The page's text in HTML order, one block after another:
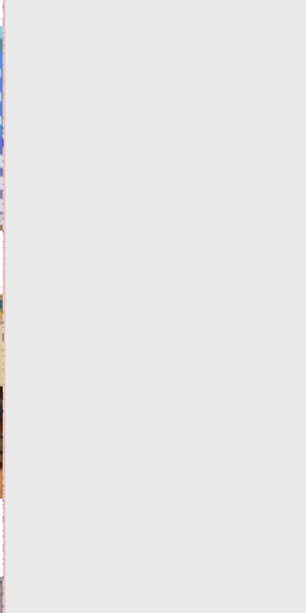
кандидата
в
депутаты
Госдумы
06.08.2026,
ФОТО
ВЫБОРЫ
Жителей
Тверской
области
экстренно
предупредили
о
резком
ухудшении
погоды
06.08.2026,
15:20
ФОТО
ПОГОДА
Житель
Твери
попался
с
поддельным
водительским
удостоверением
06.08.2026,
15:02
ФОТО
ЗАКОН И
ПОРЯДОК
Алёна
Аршинова
заявила
о
важности
доступности
медпомощи
в
условиях